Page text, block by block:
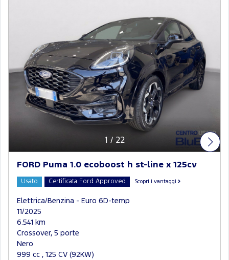
1 / 22
FORD Puma 1.0 ecoboost h st-line x 125cv
Usato Certificata Ford Approved Scopri i vantaggi
Elettrica/Benzina - Euro 6D-temp
11/2025
6.541 km
Crossover, 5 porte
Nero
999 cc , 125 CV (92KW)